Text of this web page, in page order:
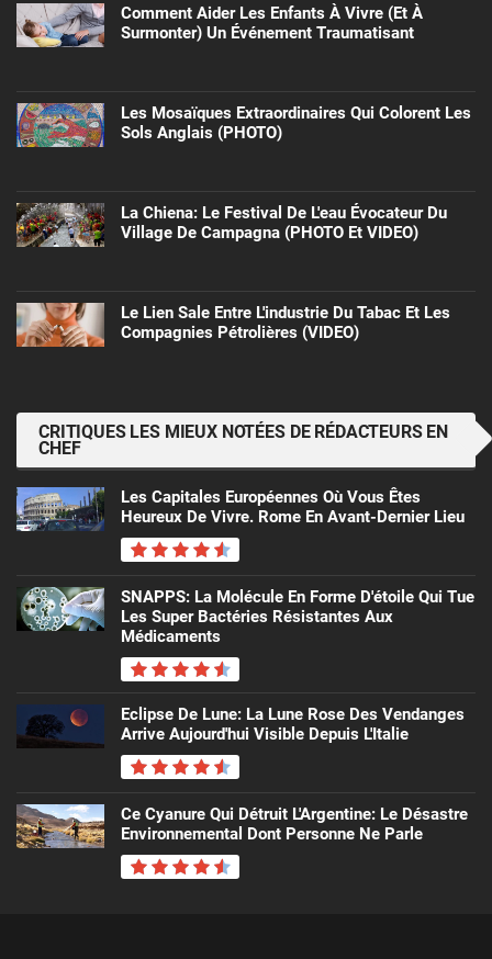
Comment Aider Les Enfants À Vivre (et À
Surmonter) Un Événement Traumatisant
Les Mosaïques Extraordinaires Qui Colorent Les
Sols Anglais (PHOTO)
La Chiena: Le Festival De L'eau Évocateur Du
Village De Campagna (PHOTO Et VIDEO)
Le Lien Sale Entre L'industrie Du Tabac Et Les
Compagnies Pétrolières (VIDEO)
CRITIQUES LES MIEUX NOTÉES DE RÉDACTEURS EN
CHEF
Les Capitales Européennes Où Vous Êtes
Heureux De Vivre. Rome En Avant-Dernier Lieu
SNAPPS: La Molécule En Forme D'étoile Qui Tue
Les Super Bactéries Résistantes Aux
Médicaments
Eclipse De Lune: La Lune Rose Des Vendanges
Arrive Aujourd'hui Visible Depuis L'Italie
Ce Cyanure Qui Détruit L'Argentine: Le Désastre
Environnemental Dont Personne Ne Parle